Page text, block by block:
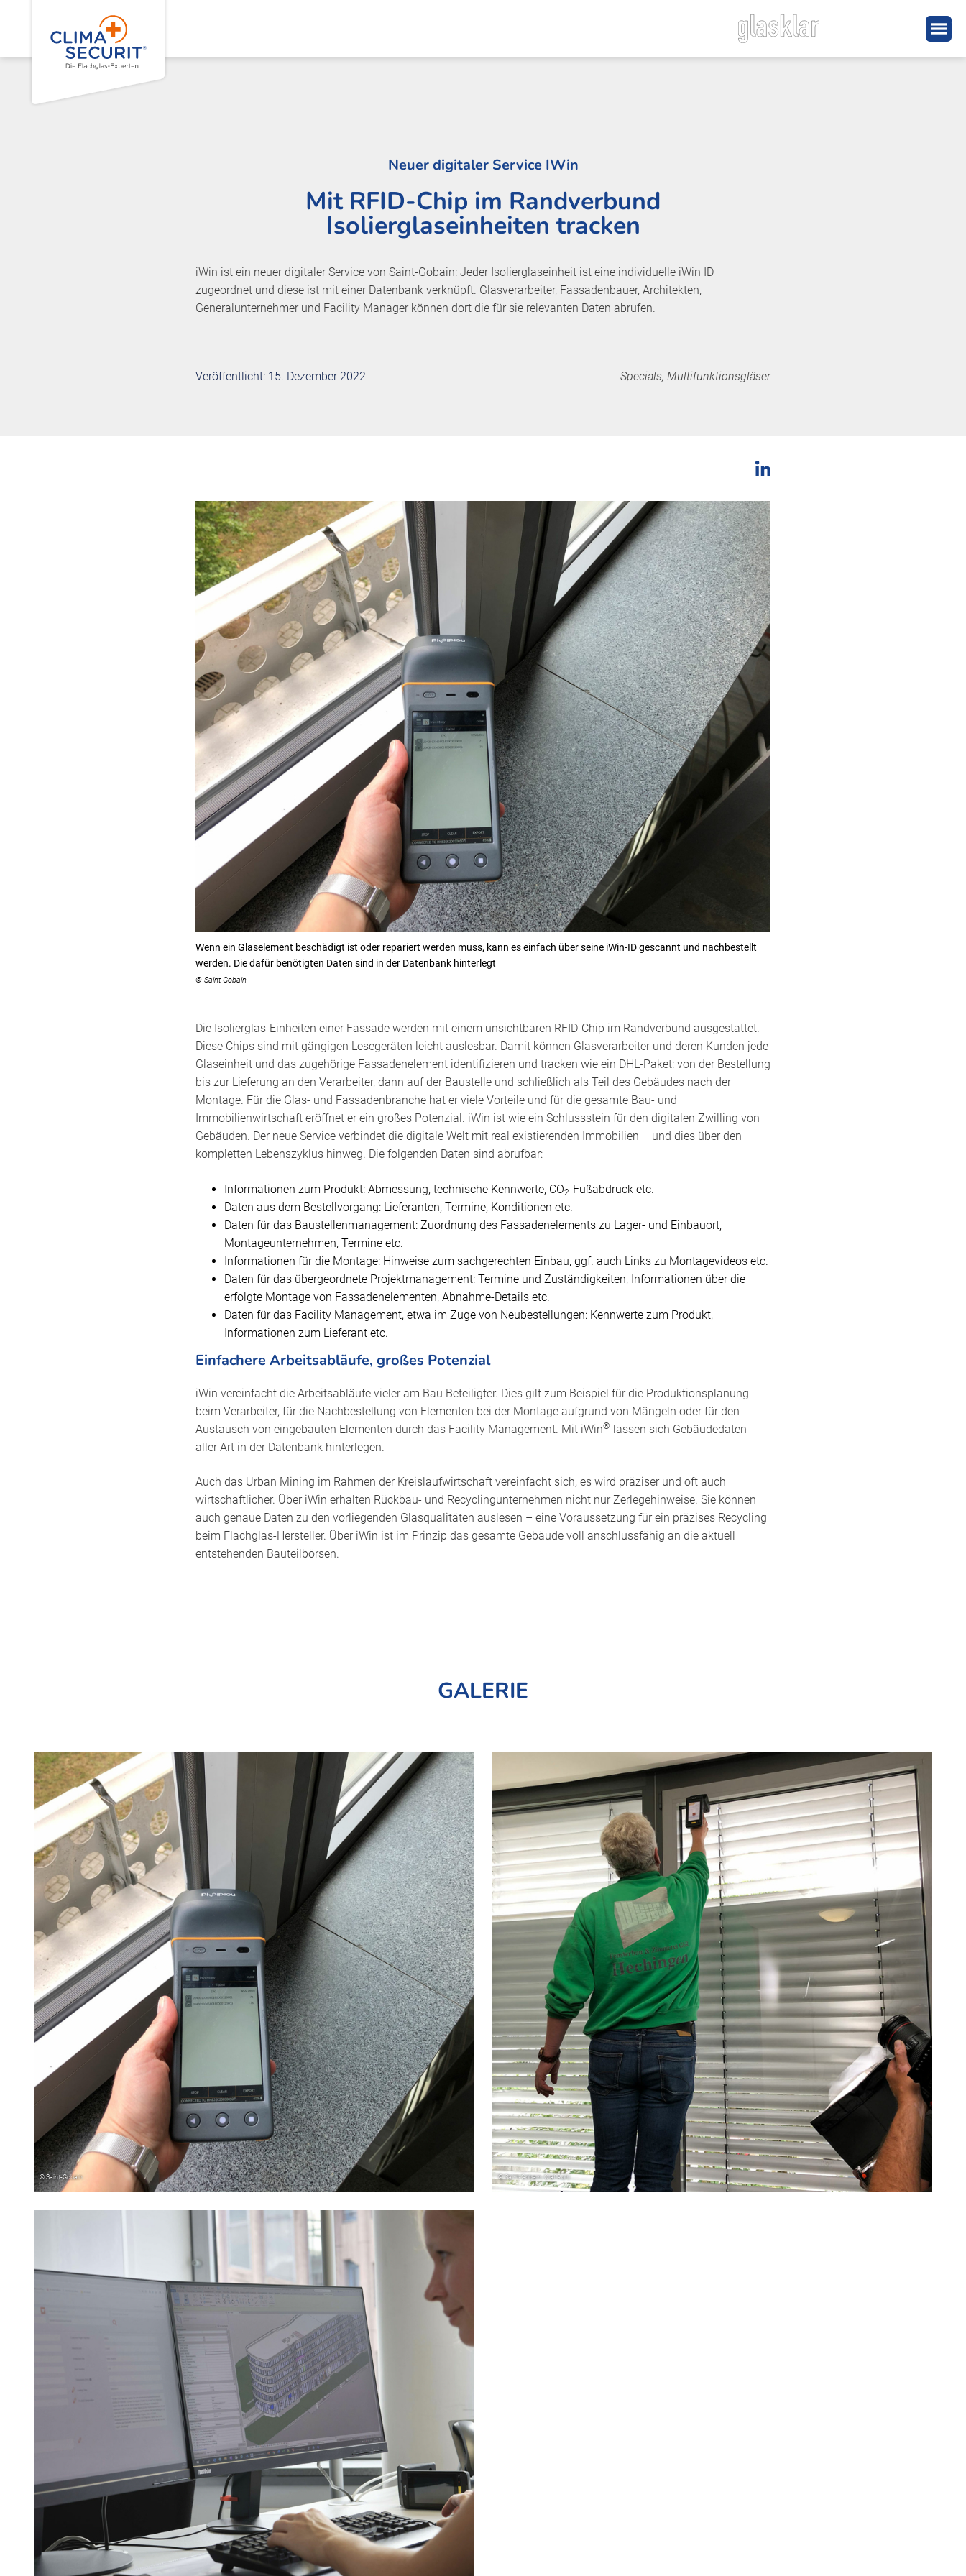
Neuer digitaler Service IWin
Mit RFID-Chip im Randverbund
Isolierglaseinheiten tracken
iWin ist ein neuer digitaler Service von Saint-Gobain: Jeder Isolierglaseinheit ist eine individuelle iWin ID
zugeordnet und diese ist mit einer Datenbank verknüpft. Glasverarbeiter, Fassadenbauer, Architekten,
Generalunternehmer und Facility Manager können dort die für sie relevanten Daten abrufen.
Veröffentlicht: 15. Dezember 2022 Specials, Multifunktionsgläser
Wenn ein Glaselement beschädigt ist oder repariert werden muss, kann es einfach über seine iWin-ID gescannt und nachbestellt
werden. Die dafür benötigten Daten sind in der Datenbank hinterlegt
© Saint-Gobain
Die Isolierglas-Einheiten einer Fassade werden mit einem unsichtbaren RFID-Chip im Randverbund ausgestattet.
Diese Chips sind mit gängigen Lesegeräten leicht auslesbar. Damit können Glasverarbeiter und deren Kunden jede
Glaseinheit und das zugehörige Fassadenelement identifizieren und tracken wie ein DHL-Paket: von der Bestellung
bis zur Lieferung an den Verarbeiter, dann auf der Baustelle und schließlich als Teil des Gebäudes nach der
Montage. Für die Glas- und Fassadenbranche hat er viele Vorteile und für die gesamte Bau- und
Immobilienwirtschaft eröffnet er ein großes Potenzial. iWin ist wie ein Schlussstein für den digitalen Zwilling von
Gebäuden. Der neue Service verbindet die digitale Welt mit real existierenden Immobilien – und dies über den
kompletten Lebenszyklus hinweg. Die folgenden Daten sind abrufbar:
Informationen zum Produkt: Abmessung, technische Kennwerte, CO2-Fußabdruck etc.
Daten aus dem Bestellvorgang: Lieferanten, Termine, Konditionen etc.
Daten für das Baustellenmanagement: Zuordnung des Fassadenelements zu Lager- und Einbauort,
Montageunternehmen, Termine etc.
Informationen für die Montage: Hinweise zum sachgerechten Einbau, ggf. auch Links zu Montagevideos etc.
Daten für das übergeordnete Projektmanagement: Termine und Zuständigkeiten, Informationen über die
erfolgte Montage von Fassadenelementen, Abnahme-Details etc.
Daten für das Facility Management, etwa im Zuge von Neubestellungen: Kennwerte zum Produkt,
Informationen zum Lieferant etc.
Einfachere Arbeitsabläufe, großes Potenzial
iWin vereinfacht die Arbeitsabläufe vieler am Bau Beteiligter. Dies gilt zum Beispiel für die Produktionsplanung
beim Verarbeiter, für die Nachbestellung von Elementen bei der Montage aufgrund von Mängeln oder für den
Austausch von eingebauten Elementen durch das Facility Management. Mit iWin® lassen sich Gebäudedaten
aller Art in der Datenbank hinterlegen.
Auch das Urban Mining im Rahmen der Kreislaufwirtschaft vereinfacht sich, es wird präziser und oft auch
wirtschaftlicher. Über iWin erhalten Rückbau- und Recyclingunternehmen nicht nur Zerlegehinweise. Sie können
auch genaue Daten zu den vorliegenden Glasqualitäten auslesen – eine Voraussetzung für ein präzises Recycling
beim Flachglas-Hersteller. Über iWin ist im Prinzip das gesamte Gebäude voll anschlussfähig an die aktuell
entstehenden Bauteilbörsen.
GALERIE